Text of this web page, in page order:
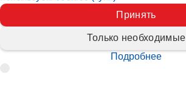
Принять
Только необходимые
Подробнее